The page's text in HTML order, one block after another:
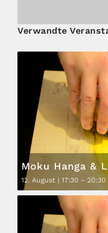
Verwandte
Moku Hanga &
12. August | 17:30 - 20:30